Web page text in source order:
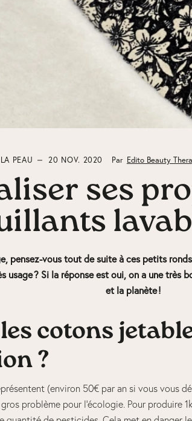
PEAU 20 NOV. 2020 Par Edito Beauty
ses
pensez-vous tout de suite à ces petits
usage ? Si la réponse est oui, on a une très
et la planète !
cotons
?
(environ 50€ par an si vous vous
problème pour l’écologie. Pour produire